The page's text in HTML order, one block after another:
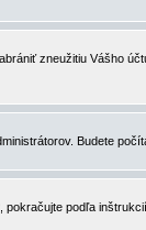
zneužitiu Vášho
Budete
, pokračujte podľa